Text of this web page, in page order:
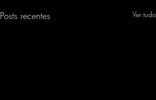
Posts recentes Ver tudo